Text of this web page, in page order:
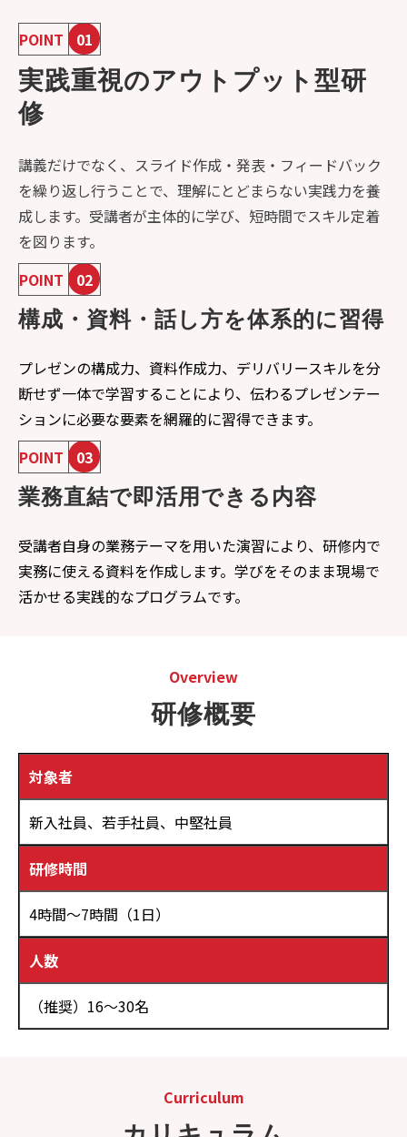
POINT 01
実践重視のアウトプット型研
修
講義だけでなく、スライド作成・発表・フィードバック
を繰り返し行うことで、理解にとどまらない実践力を養
成します。受講者が主体的に学び、短時間でスキル定着
を図ります。
POINT
02
構成・資料・話し方を体系的に習得
プレゼンの構成力、資料作成力、デリバリースキルを分
断せず一体で学習することにより、伝わるプレゼンテー
ションに必要な要素を網羅的に習得できます。
POINT
03
業務直結で即活用できる内容
受講者自身の業務テーマを用いた演習により、研修内で
実務に使える資料を作成します。学びをそのまま現場で
活かせる実践的なプログラムです。
Overview
研修概要
対象者
新入社員、若手社員、中堅社員
研修時間
4時間～7時間（1日）
人数
（推奨）16～30名
Curriculum